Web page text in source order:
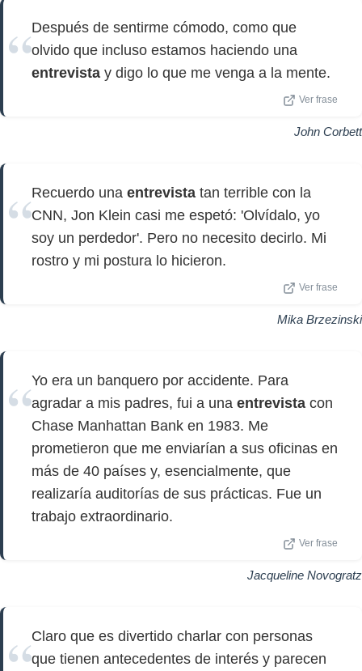
Después de sentirme cómodo, como que
olvido que incluso estamos haciendo una
entrevista y digo lo que me venga a la mente.
Ver frase
John Corbett
Recuerdo una entrevista tan terrible con la
CNN, Jon Klein casi me espetó: 'Olvídalo, yo
soy un perdedor'. Pero no necesito decirlo. Mi
rostro y mi postura lo hicieron.
Ver frase
Mika Brzezinski
Yo era un banquero por accidente. Para
agradar a mis padres, fui a una entrevista con
Chase Manhattan Bank en 1983. Me
prometieron que me enviarían a sus oficinas en
más de 40 países y, esencialmente, que
realizaría auditorías de sus prácticas. Fue un
trabajo extraordinario.
Ver frase
Jacqueline Novogratz
Claro que es divertido charlar con personas
que tienen antecedentes de interés y parecen